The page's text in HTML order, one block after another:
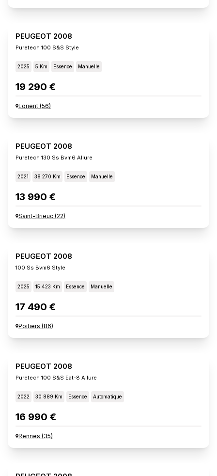
PEUGEOT 2008
Puretech 100 S&s Style
2025 5 Km Essence Manuelle
19 290 €
Lorient (56)
PEUGEOT 2008
Puretech 130 Ss Bvm6 Allure
2021 38 270 Km Essence Manuelle
13 990 €
Saint-Brieuc (22)
PEUGEOT 2008
100 Ss Bvm6 Style
2025 15 423 Km Essence Manuelle
17 490 €
Poitiers (86)
PEUGEOT 2008
Puretech 100 S&s Eat-8 Allure
2022 30 889 Km Essence Automatique
16 990 €
Rennes (35)